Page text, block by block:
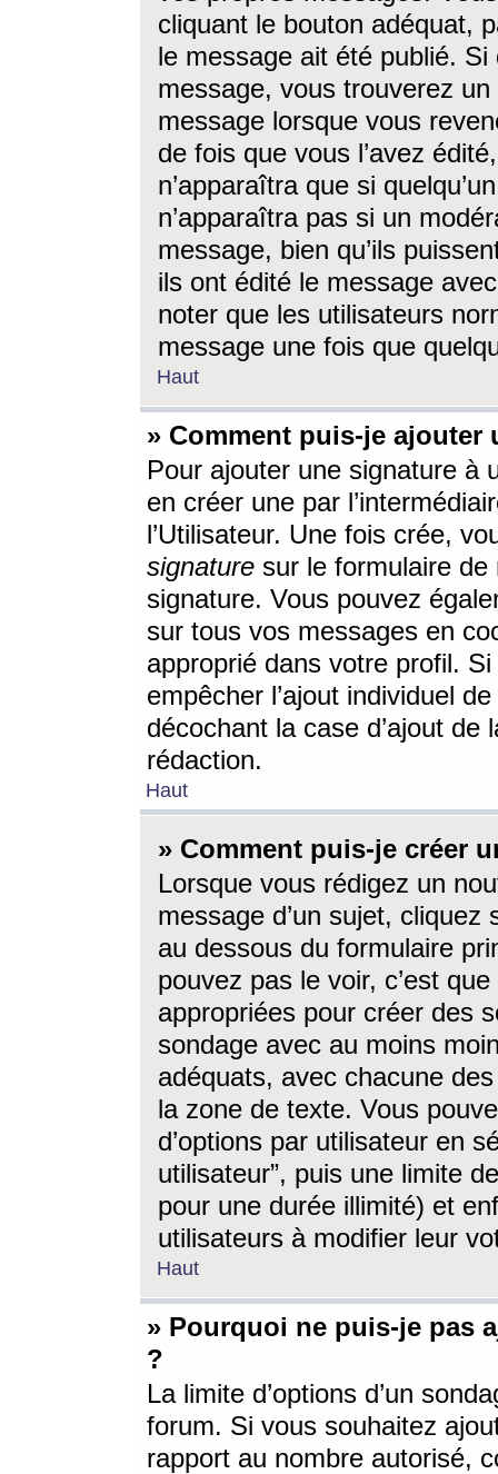
cliquant le bouton adéquat,
le message ait été publié. Si
message, vous trouverez
message lorsque vous
de fois que vous l’avez
n’apparaîtra que si
n’apparaîtra pas si un
message, bien qu’ils
ils ont édité le message
noter que les utilisateurs
message une fois que
Haut
» Comment puis-je ajouter
Pour ajouter une signature à
en créer une par
l’Utilisateur. Une fois crée,
signature sur le formulaire de
signature. Vous pouvez
sur tous vos messages en
approprié dans votre profil.
empêcher l’ajout individuel
décochant la case d’ajout
rédaction.
Haut
» Comment puis-je créer
Lorsque vous rédigez un
message d’un sujet, cliquez
au dessous du formulaire
pouvez pas le voir, c’est
appropriées pour créer des
sondage avec au moins
adéquats, avec chacune
la zone de texte. Vous
d’options par utilisateur en
utilisateur”, puis une limite
pour une durée illimité) et
utilisateurs à modifier leur
Haut
» Pourquoi ne puis-je pas
?
La limite d’options d’un
forum. Si vous souhaitez
rapport au nombre autorisé,